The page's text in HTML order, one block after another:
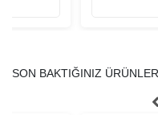
SON BAKTIĞINIZ ÜRÜNLER